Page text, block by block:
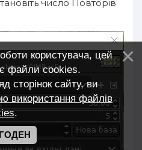
число Повторів
користувача, цей
файли cookies.
сторінок сайту, ви
використання файлів
.